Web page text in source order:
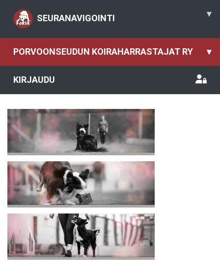
SEURANAVIGOINTI ▾
PORVOONSEUDUN KOIRAHARRASTAJAT RY ▾
KIRJAUDU